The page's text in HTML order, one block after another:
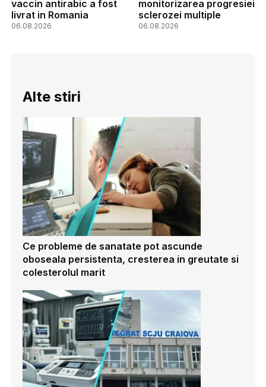
vaccin antirabic a fost
livrat in Romania
06.08.2026
monitorizarea progresiei
sclerozei multiple
06.08.2026
Alte stiri
Ce probleme de sanatate pot ascunde
oboseala persistenta, cresterea in greutate si
colesterolul marit